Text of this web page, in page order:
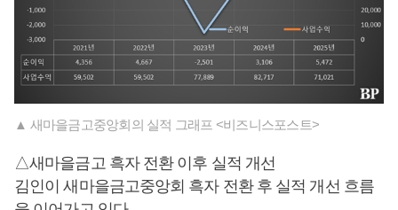
▲ 새마을금고중앙회의 실적 그래프 <비즈니스포스트>
△새마을금고 흑자 전환 이후 실적 개선
김인이 새마을금고중앙회 흑자 전환 후 실적 개선 흐름